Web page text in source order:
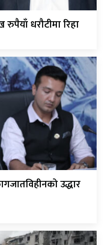
धरौटीमा रिहा
उद्धार